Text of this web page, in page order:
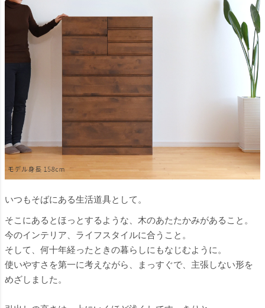
いつもそばにある生活道具として。
そこにあるとほっとするような、木のあたたかみがあること。
今のインテリア、ライフスタイルに合うこと。
そして、何十年経ったときの暮らしにもなじむように。
使いやすさを第一に考えながら、まっすぐで、主張しない形を
めざしました。